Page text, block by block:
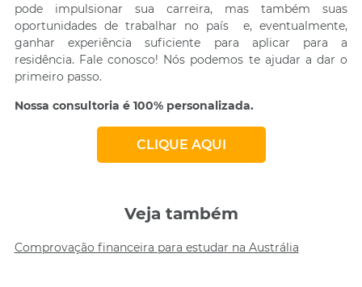
pode impulsionar sua carreira, mas também suas
oportunidades de trabalhar no país e, eventualmente,
ganhar experiência suficiente para aplicar para a
residência. Fale conosco! Nós podemos te ajudar a dar o
primeiro passo.
Nossa consultoria é 100% personalizada.
CLIQUE AQUI
Veja também
Comprovação financeira para estudar na Austrália